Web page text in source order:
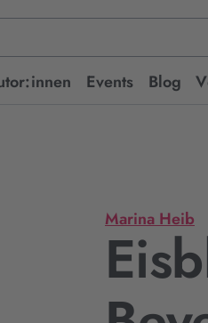
Events Blog
Marina Heib